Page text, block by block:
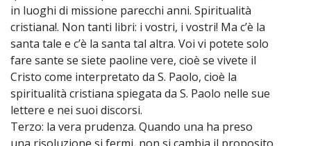
in luoghi di missione parecchi anni. Spiritualità
cristiana!. Non tanti libri: i vostri, i vostri! Ma c’è la
santa tale e c’è la santa tal altra. Voi vi potete solo
fare sante se siete paoline vere, cioè se vivete il
Cristo come interpretato da S. Paolo, cioè la
spiritualità cristiana spiegata da S. Paolo nelle sue
lettere e nei suoi discorsi.
Terzo: la vera prudenza. Quando una ha preso